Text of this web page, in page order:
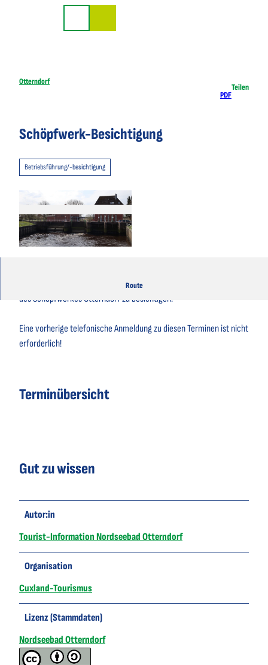
Otterndorf
PDF
Teilen
Schöpfwerk-Besichtigung
Betriebsführung/-besichtigung
Route
Es wird wieder die Möglichkeit geboten, die „ehrwürdigen Hallen“
des Schöpfwerkes Otterndorf zu besichtigen.
Eine vorherige telefonische Anmeldung zu diesen Terminen ist nicht
erforderlich!
Terminübersicht
Gut zu wissen
Autor:in
Tourist-Information Nordseebad Otterndorf
Organisation
Cuxland-Tourismus
Lizenz (Stammdaten)
Nordseebad Otterndorf